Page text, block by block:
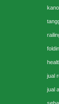
jual
jual